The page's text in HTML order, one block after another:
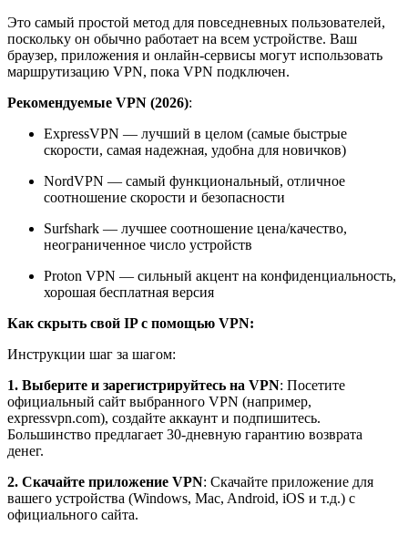
Это самый простой метод для повседневных пользователей,
поскольку он обычно работает на всем устройстве. Ваш
браузер, приложения и онлайн-сервисы могут использовать
маршрутизацию VPN, пока VPN подключен.
Рекомендуемые VPN (2026):
ExpressVPN — лучший в целом (самые быстрые
скорости, самая надежная, удобна для новичков)
NordVPN — самый функциональный, отличное
соотношение скорости и безопасности
Surfshark — лучшее соотношение цена/качество,
неограниченное число устройств
Proton VPN — сильный акцент на конфиденциальность,
хорошая бесплатная версия
Как скрыть свой IP с помощью VPN:
Инструкции шаг за шагом:
1. Выберите и зарегистрируйтесь на VPN: Посетите
официальный сайт выбранного VPN (например,
expressvpn.com), создайте аккаунт и подпишитесь.
Большинство предлагает 30-дневную гарантию возврата
денег.
2. Скачайте приложение VPN: Скачайте приложение для
вашего устройства (Windows, Mac, Android, iOS и т.д.) с
официального сайта.